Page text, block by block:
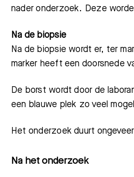
nader onderzoek. Deze
Na de biopsie
Na de biopsie wordt er, ter
marker heeft een doorsnede
De borst wordt door de
een blauwe plek zo veel
Het onderzoek duurt
Na het onderzoek